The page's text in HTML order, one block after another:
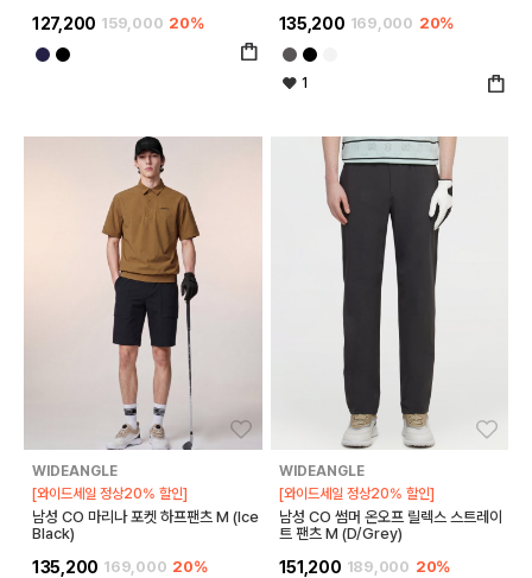
127,200 159,000 20% 135,200 169,000 20%
1
WIDEANGLE
[와이드세일 정상20% 할인]
남성 CO 마리나 포켓 하프팬츠 M (Ice
Black)
135,200 169,000 20%
WIDEANGLE
[와이드세일 정상20% 할인]
남성 CO 썸머 온오프 릴렉스 스트레이
트 팬츠 M (D/Grey)
151,200 189,000 20%